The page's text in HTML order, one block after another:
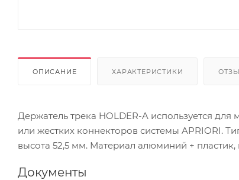
ОПИСАНИЕ ХАРАКТЕРИСТИКИ
Держатель трека HOLDER-A используется
или жестких коннекторов системы APRIORI.
высота 52,5 мм. Материал алюминий +
Документы